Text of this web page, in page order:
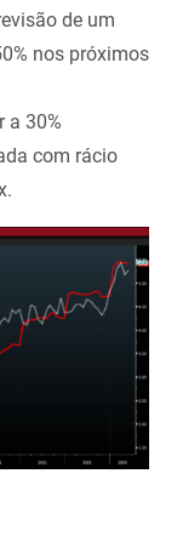
de um
nos próximos
a 30%
com rácio